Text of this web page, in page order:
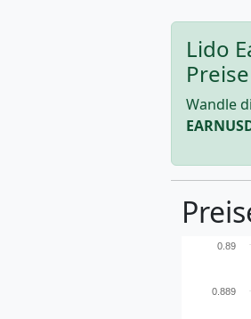
Lido
Preise
Wandle
0.889
0.89